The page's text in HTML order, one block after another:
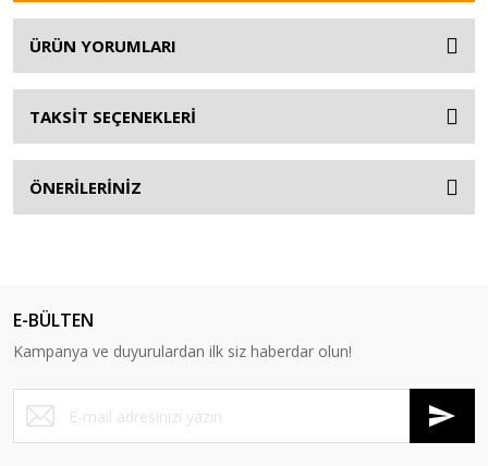
ÜRÜN YORUMLARI
TAKSİT SEÇENEKLERİ
ÖNERİLERİNİZ
E-BÜLTEN
Kampanya ve duyurulardan ilk siz haberdar olun!